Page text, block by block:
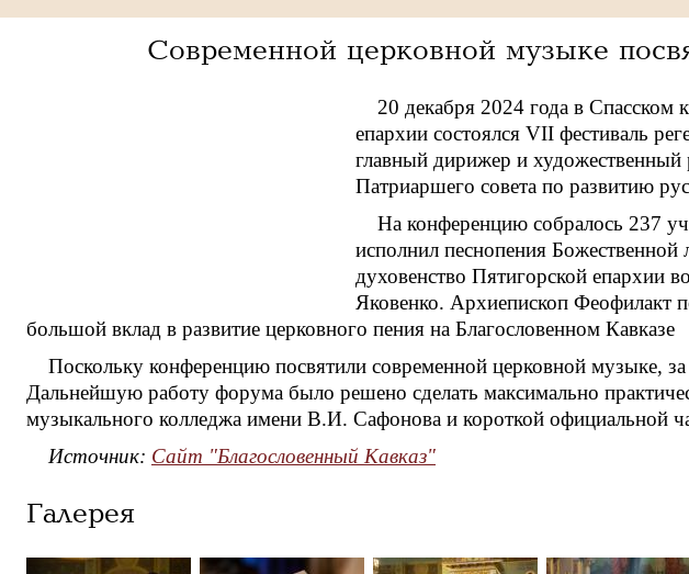
Современной церковной музыке
20 декабря 2024 года в
епархии состоялся VII фестиваль
главный дирижер и художественный
Патриаршего совета по развитию
На конференцию собралось 237
исполнил песнопения
духовенство Пятигорской епархии
Яковенко. Архиепископ Феофилакт
большой вклад в развитие церковного пения на Благословенном Кавказе
Поскольку конференцию посвятили современной церковной музыке,
Дальнейшую работу форума было решено сделать максимально
музыкального колледжа имени В.И. Сафонова и короткой официальной
Источник: Сайт "Благословенный Кавказ"
Галерея